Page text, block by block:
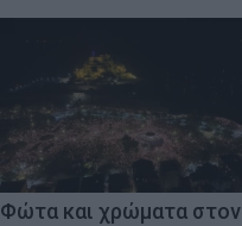
Φώτα και χρώματα στον